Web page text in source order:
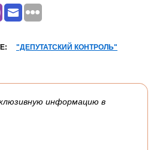
"ДЕПУТАТСКИЙ КОНТРОЛЬ"
информацию в